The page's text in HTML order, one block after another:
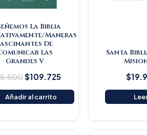
La Biblia
Maneras
De
Las
Grandes V
$109.725
Añadir al carrito
Santa
$